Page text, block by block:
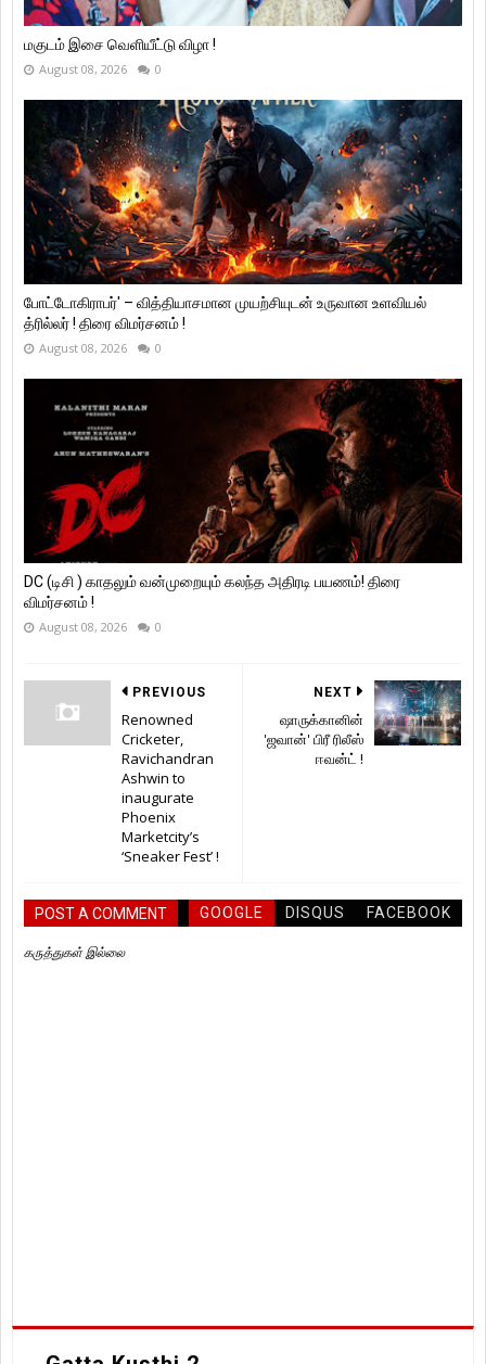
மகுடம் இசை வெளியீட்டு விழா !
August 08, 2026 0
போட்டோகிராபர்' – வித்தியாசமான முயற்சியுடன் உருவான உளவியல்
த்ரில்லர் ! திரை விமர்சனம் !
August 08, 2026 0
DC (டிசி ) காதலும் வன்முறையும் கலந்த அதிரடி பயணம்! திரை
விமர்சனம் !
August 08, 2026 0
NEXT
ஷாருக்கானின்
'ஜவான்' பிரீ ரிலீஸ்
ஈவன்ட் !
PREVIOUS
Renowned
Cricketer,
Ravichandran
Ashwin to
inaugurate
Phoenix
Marketcity’s
‘Sneaker Fest’ !
POST A COMMENT GOOGLE DISQUS FACEBOOK
கருத்துகள் இல்லை